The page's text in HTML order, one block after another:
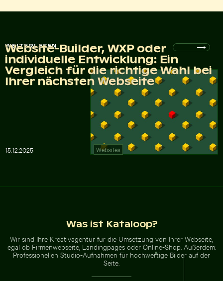
WEITERLESEN
Website-Builder, WXP oder
individuelle Entwicklung: Ein
Vergleich für die richtige Wahl bei
Ihrer nächsten Webseite
Website-Builder, WXP oder
individuelle Entwicklung: Ein
Vergleich für die richtige Wahl bei
Ihrer nächsten Webseite
Website-Builder, WXP oder
individuelle Entwicklung: Ein
Vergleich für die richtige Wahl bei
Ihrer nächsten Webseite
15122025 Websites
Was ist Kataloop?
Wir sind Ihre Kreativagentur für die Umsetzung von Ihrer Webseite,
egal ob Firmenwebseite, Landingpages oder Online-Shop. Außerdem:
Professionellen Studio-Aufnahmen für hochwertige Bilder auf der
Seite.